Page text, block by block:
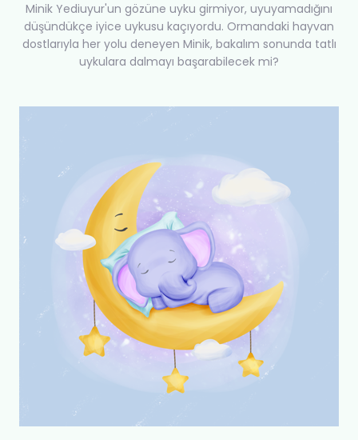
Minik Yediuyur'un gözüne uyku girmiyor, uyuyamadığını
düşündükçe iyice uykusu kaçıyordu. Ormandaki hayvan
dostlarıyla her yolu deneyen Minik, bakalım sonunda tatlı
uykulara dalmayı başarabilecek mi?